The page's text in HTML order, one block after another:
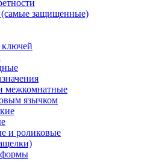
(самые защищенные)
ключей
межкомнатные
язычком
и роликовые